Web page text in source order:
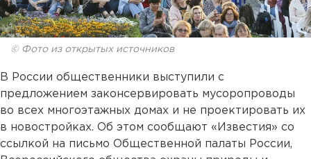
© Фото из открытых источников
В России общественники выступили с
предложением законсервировать мусоропроводы
во всех многоэтажных домах и не проектировать их
в новостройках. Об этом сообщают «Известия» со
ссылкой на письмо Общественной палаты России,